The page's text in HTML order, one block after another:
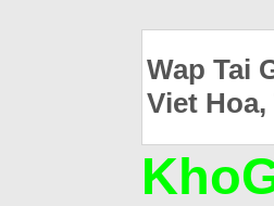
Wap Tai
Viet